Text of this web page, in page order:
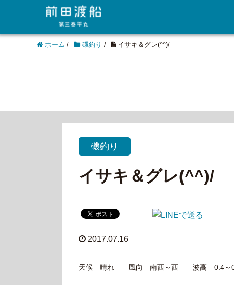
ホーム / 磯釣り / イサキ＆グレ(^^)/
磯釣り
イサキ＆グレ(^^)/
2017.07.16
天候 晴れ 風向 南西～西 波高 0.4